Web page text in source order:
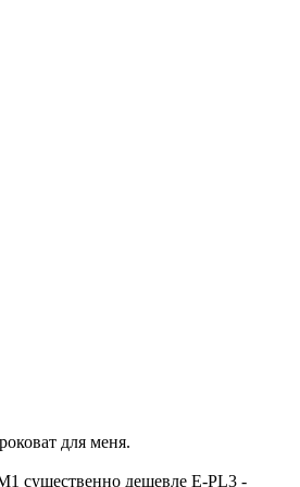
для меня.
существенно дешевле E-PL3 -